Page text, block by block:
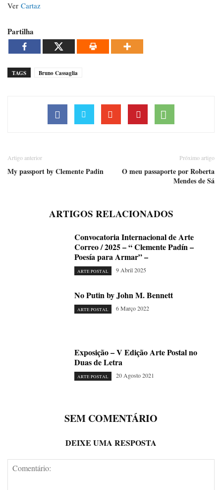
Ver Cartaz
Partilha
TAGS Bruno Cassaglia
Artigo anterior
My passport by Clemente Padin
Próximo artigo
O meu passaporte por Roberta
Mendes de Sá
ARTIGOS RELACIONADOS
Convocatoria Internacional de Arte
Correo / 2025 – “ Clemente Padín –
Poesía para Armar” –
ARTE POSTAL 9 Abril 2025
No Putin by John M. Bennett
ARTE POSTAL 6 Março 2022
Exposição – V Edição Arte Postal no
Duas de Letra
ARTE POSTAL 20 Agosto 2021
SEM COMENTÁRIO
DEIXE UMA RESPOSTA